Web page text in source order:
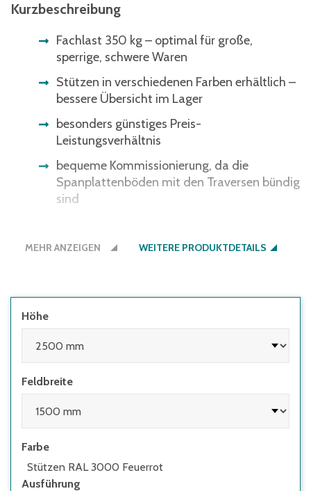
Kurzbeschreibung
Fachlast 350 kg – optimal für große,
sperrige, schwere Waren
Stützen in verschiedenen Farben erhältlich –
bessere Übersicht im Lager
besonders günstiges Preis-
Leistungsverhältnis
bequeme Kommissionierung, da die
Spanplattenböden mit den Traversen bündig
sind
höhenverstellbar – optimale Anpassung ans
ausreichend gegen Kippen gesichert
• wenn die Höhe des obersten Fachbodens
im Verhältnis zur Regaltiefe größer 5:1 ist
• wenn Regale mit Flügeltüren eingesetzt
größer 4:1 ist
• wenn Regale mit herausziehbaren
Leitern eingesetzt werden
MEHR ANZEIGEN WEITERE PRODUKTDETAILS
Höhe
Feldbreite
Farbe
Stützen RAL 3000 Feuerrot
Ausführung